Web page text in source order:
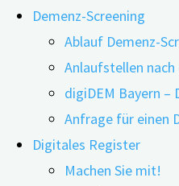
Demenz-Screening
Ablauf Demenz-
Anlaufstellen
digiDEM Bayern –
Anfrage für einen
Digitales Register
Machen Sie mit!